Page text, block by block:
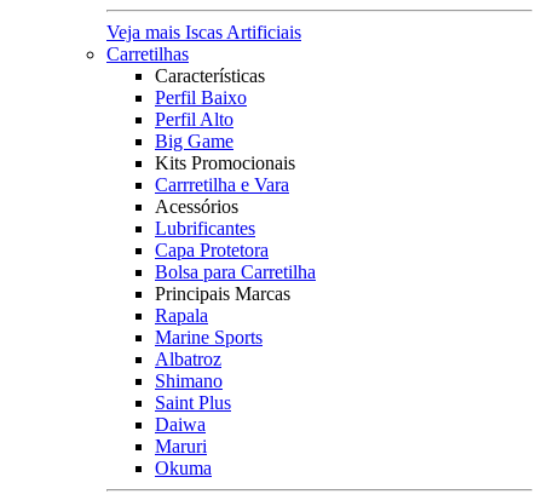
Veja mais Iscas Artificiais
Carretilhas
Características
Perfil Baixo
Perfil Alto
Big Game
Kits Promocionais
Carrretilha e Vara
Acessórios
Lubrificantes
Capa Protetora
Bolsa para Carretilha
Principais Marcas
Rapala
Marine Sports
Albatroz
Shimano
Saint Plus
Daiwa
Maruri
Okuma